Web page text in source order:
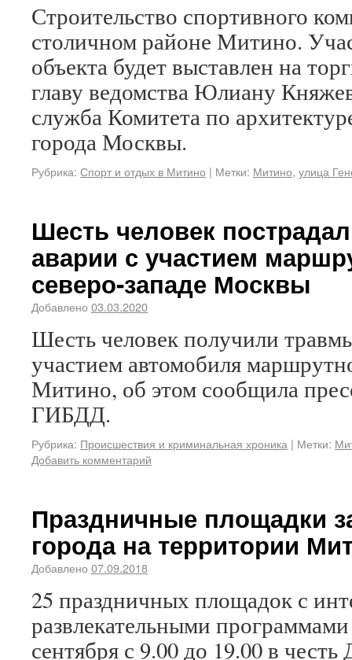
Строительство спортивного
столичном районе Митино.
объекта будет выставлен на
главу ведомства Юлиану
служба Комитета по
города Москвы.
Рубрика: Спорт и отдых в Митино | Метки: Митино, улица
Шесть человек
аварии с участием
северо-западе Москвы
Добавлено 03.03.2020
Шесть человек получили
участием автомобиля
Митино, об этом сообщила
ГИБДД.
Рубрика: Происшествия и криминальная хроника | Метки:
Добавить комментарий
Праздничные площадки
города на территории
Добавлено 07.09.2018
25 праздничных площадок с
развлекательными программами
сентября с 9.00 до 19.00 в